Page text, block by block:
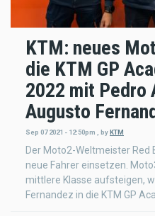
KTM: neues
die KTM GP
2022 mit Pedro
Augusto
Sep 07 2021 - 12:50pm byKTM
Der Moto2-Weltmeister Red
neue Fahrer einsetzen.
mittlere Klasse aufsteigen,
Fernandez in die KTM GP